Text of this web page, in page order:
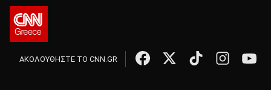
ΑΚΟΛΟΥΘΗΣΤΕ ΤΟ CNN.GR